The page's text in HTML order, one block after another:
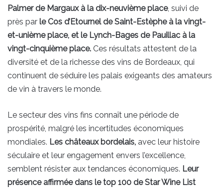
Palmer de Margaux à la dix-neuvième place, suivi de
près par le Cos d’Etournel de Saint-Estèphe à la vingt-
et-unième place, et le Lynch-Bages de Pauillac à la
vingt-cinquième place. Ces résultats attestent de la
diversité et de la richesse des vins de Bordeaux, qui
continuent de séduire les palais exigeants des amateurs
de vin à travers le monde.
Le secteur des vins fins connaît une période de
prospérité, malgré les incertitudes économiques
mondiales. Les châteaux bordelais, avec leur histoire
séculaire et leur engagement envers l’excellence,
semblent résister aux tendances économiques. Leur
présence affirmée dans le top 100 de Star Wine List